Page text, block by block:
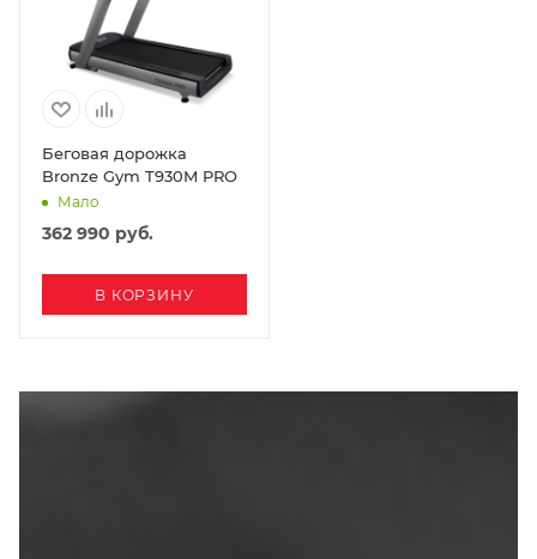
Беговая дорожка
Bronze Gym T930M PRO
Мало
362 990 руб.
В КОРЗИНУ